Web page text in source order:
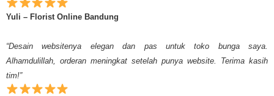
Yuli – Florist Online Bandung
“Desain websitenya elegan dan pas untuk toko bunga saya.
Alhamdulillah, orderan meningkat setelah punya website. Terima kasih
tim!”